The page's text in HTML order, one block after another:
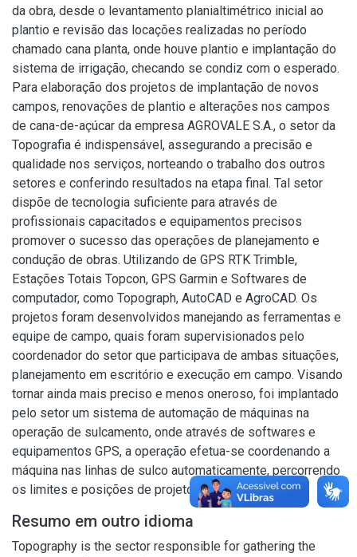
da obra, desde o levantamento planialtimétrico inicial ao
plantio e revisão das locações realizadas no período
chamado cana planta, onde houve plantio e implantação do
sistema de irrigação, checando se condiz com o esperado.
Para elaboração dos projetos de implantação de novos
campos, renovações de plantio e alterações nos campos
de cana-de-açúcar da empresa AGROVALE S.A., o setor da
Topografia é indispensável, assegurando a precisão e
qualidade nos serviços, norteando o trabalho dos outros
setores e conferindo resultados na etapa final. Tal setor
dispõe de tecnologia suficiente para através de
profissionais capacitados e equipamentos precisos
promover o sucesso das operações de planejamento e
condução de obras. Utilizando de GPS RTK Trimble,
Estações Totais Topcon, GPS Garmin e Softwares de
computador, como Topograph, AutoCAD e AgroCAD. Os
projetos foram desenvolvidos manejando as ferramentas e
equipe de campo, quais foram supervisionados pelo
coordenador do setor que participava de ambas situações,
planejamento em escritório e execução em campo. Visando
tornar ainda mais preciso e menos oneroso, foi implantado
pelo setor um sistema de automação de máquinas na
operação de sulcamento, onde através de softwares e
equipamentos GPS, a operação efetua-se coordenando a
máquina nas linhas de sulco automaticamente, percorrendo
os limites e posições de projeto.
Resumo em outro idioma
Topography is the sector responsible for gathering the